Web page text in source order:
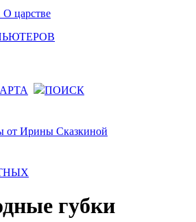
ПОИСК
губки